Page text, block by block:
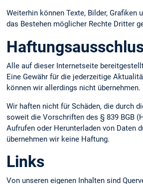
Weiterhin können Texte, Bilder,
das Bestehen möglicher Rechte Dritter
Alle auf dieser Internetseite
Eine Gewähr für die jederzeitige
können wir allerdings nicht
Wir haften nicht für Schäden, die durch
soweit die Vorschriften des § 839 BGB
Aufrufen oder Herunterladen von Daten
übernehmen wir keine Haftung.
Links
Von unseren eigenen Inhalten sind